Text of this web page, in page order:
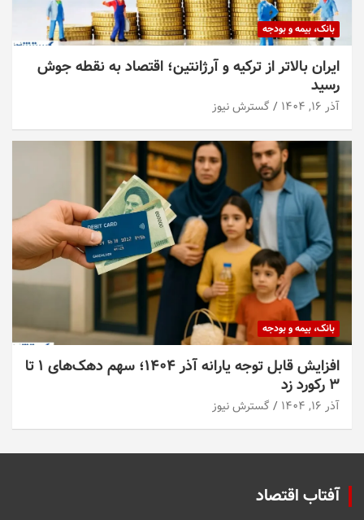
بانک، بیمه و بودجه
ایران بالاتر از ترکیه و آرژانتین؛ اقتصاد به نقطه جوش
رسید
آذر ۱۶, ۱۴۰۴ گسترش نیوز
بانک، بیمه و بودجه
افزایش قابل توجه یارانه آذر ۱۴۰۴؛ سهم دهک‌های ۱ تا
۳ رکورد زد
آذر ۱۶, ۱۴۰۴ گسترش نیوز
آفتاب اقتصاد